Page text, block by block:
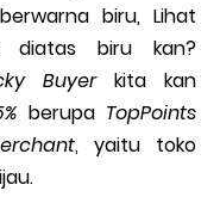
biru, Lihat
diatas biru kan?
Buyerkita kan
berupa TopPoints
, yaitu toko